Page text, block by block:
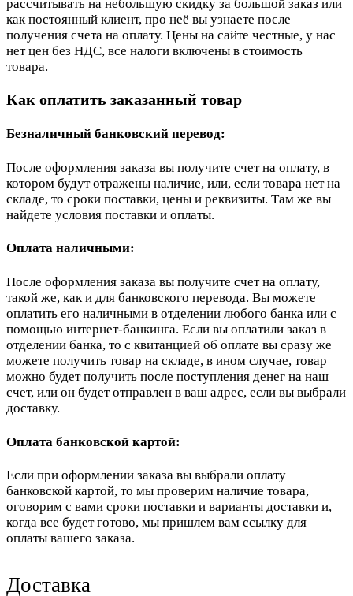
рассчитывать на небольшую скидку за большой заказ или
как постоянный клиент, про неё вы узнаете после
получения счета на оплату. Цены на сайте честные, у нас
нет цен без НДС, все налоги включены в стоимость
товара.
Как оплатить заказанный товар
Безналичный банковский перевод:
После оформления заказа вы получите счет на оплату, в
котором будут отражены наличие, или, если товара нет на
складе, то сроки поставки, цены и реквизиты. Там же вы
найдете условия поставки и оплаты.
Оплата наличными:
После оформления заказа вы получите счет на оплату,
такой же, как и для банковского перевода. Вы можете
оплатить его наличными в отделении любого банка или с
помощью интернет-банкинга. Если вы оплатили заказ в
отделении банка, то с квитанцией об оплате вы сразу же
можете получить товар на складе, в ином случае, товар
можно будет получить после поступления денег на наш
счет, или он будет отправлен в ваш адрес, если вы выбрали
доставку.
Оплата банковской картой:
Если при оформлении заказа вы выбрали оплату
банковской картой, то мы проверим наличие товара,
оговорим с вами сроки поставки и варианты доставки и,
когда все будет готово, мы пришлем вам ссылку для
оплаты вашего заказа.
Доставка